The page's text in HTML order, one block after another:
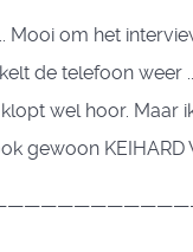
Mooi om het
de telefoon weer
wel hoor. Maar
gewoon KEIHARD